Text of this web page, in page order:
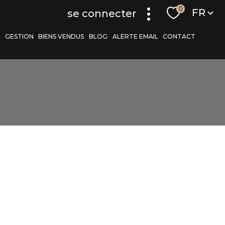
se connecter 0 Langue
FR
GESTION BIENS VENDUS BLOG ALERTE EMAIL CONTACT